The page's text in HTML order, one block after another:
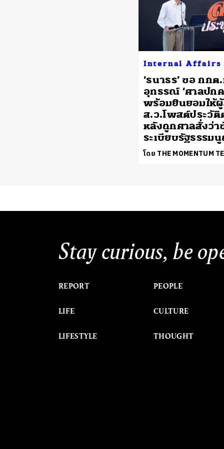
Internal Affairs
‘ธนาธร’ ขอ กกต
อุทธรณ์ ‘ศาลปกค
พร้อมยินยอมให้
ส.ว.โพสต์ประวัติ
หลังถูกศาลสั่งว่า
ระเบียบรัฐธรรม
โดย THE MOMENTUM
Stay curious, be
REPORT
LIFE
LIFESTYLE
PEOPLE
CULTURE
THOUGHT